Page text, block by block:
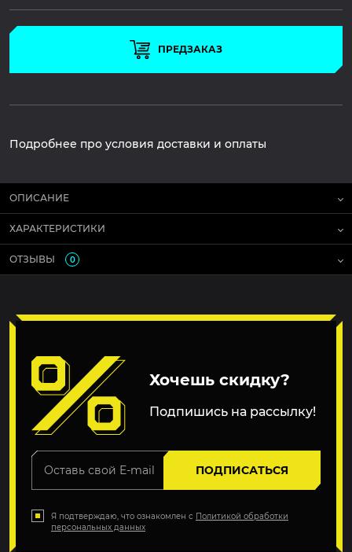
ПРЕДЗАКАЗ
Подробнее про условия доставки и оплаты
ОПИСАНИЕ
ХАРАКТЕРИСТИКИ
ОТЗЫВЫ 0
Хочешь скидку?
Подпишись на рассылку!
ПОДПИСАТЬСЯ
Я подтверждаю, что ознакомлен с Политикой обработки
персональных данных